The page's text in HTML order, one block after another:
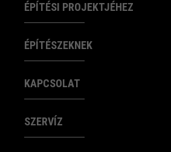
ÉPÍTÉSI PROJEKTJÉHEZ
ÉPÍTÉSZEKNEK
KAPCSOLAT
SZERVÍZ